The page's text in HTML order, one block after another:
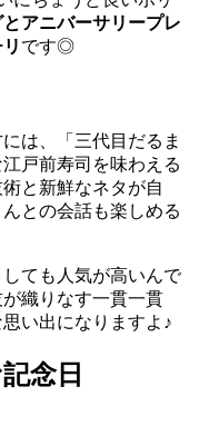
アニバーサリープレ
です◎
は、「三代目だるま
戸前寿司を味わえる
と新鮮なネタが自
との会話も楽しめる
ても人気が高いんで
織りなす一貫一貫
い出になりますよ♪
念日